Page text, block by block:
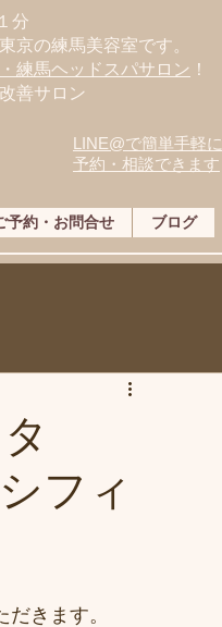
分
京の練馬美容室です。
練馬ヘッドスパサロン ！
善サロン
LINE@で簡単手軽に
予約・相談できます
予約・お問合せ ブログ
フィ
きます。